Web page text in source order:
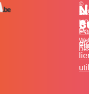
et
©
for